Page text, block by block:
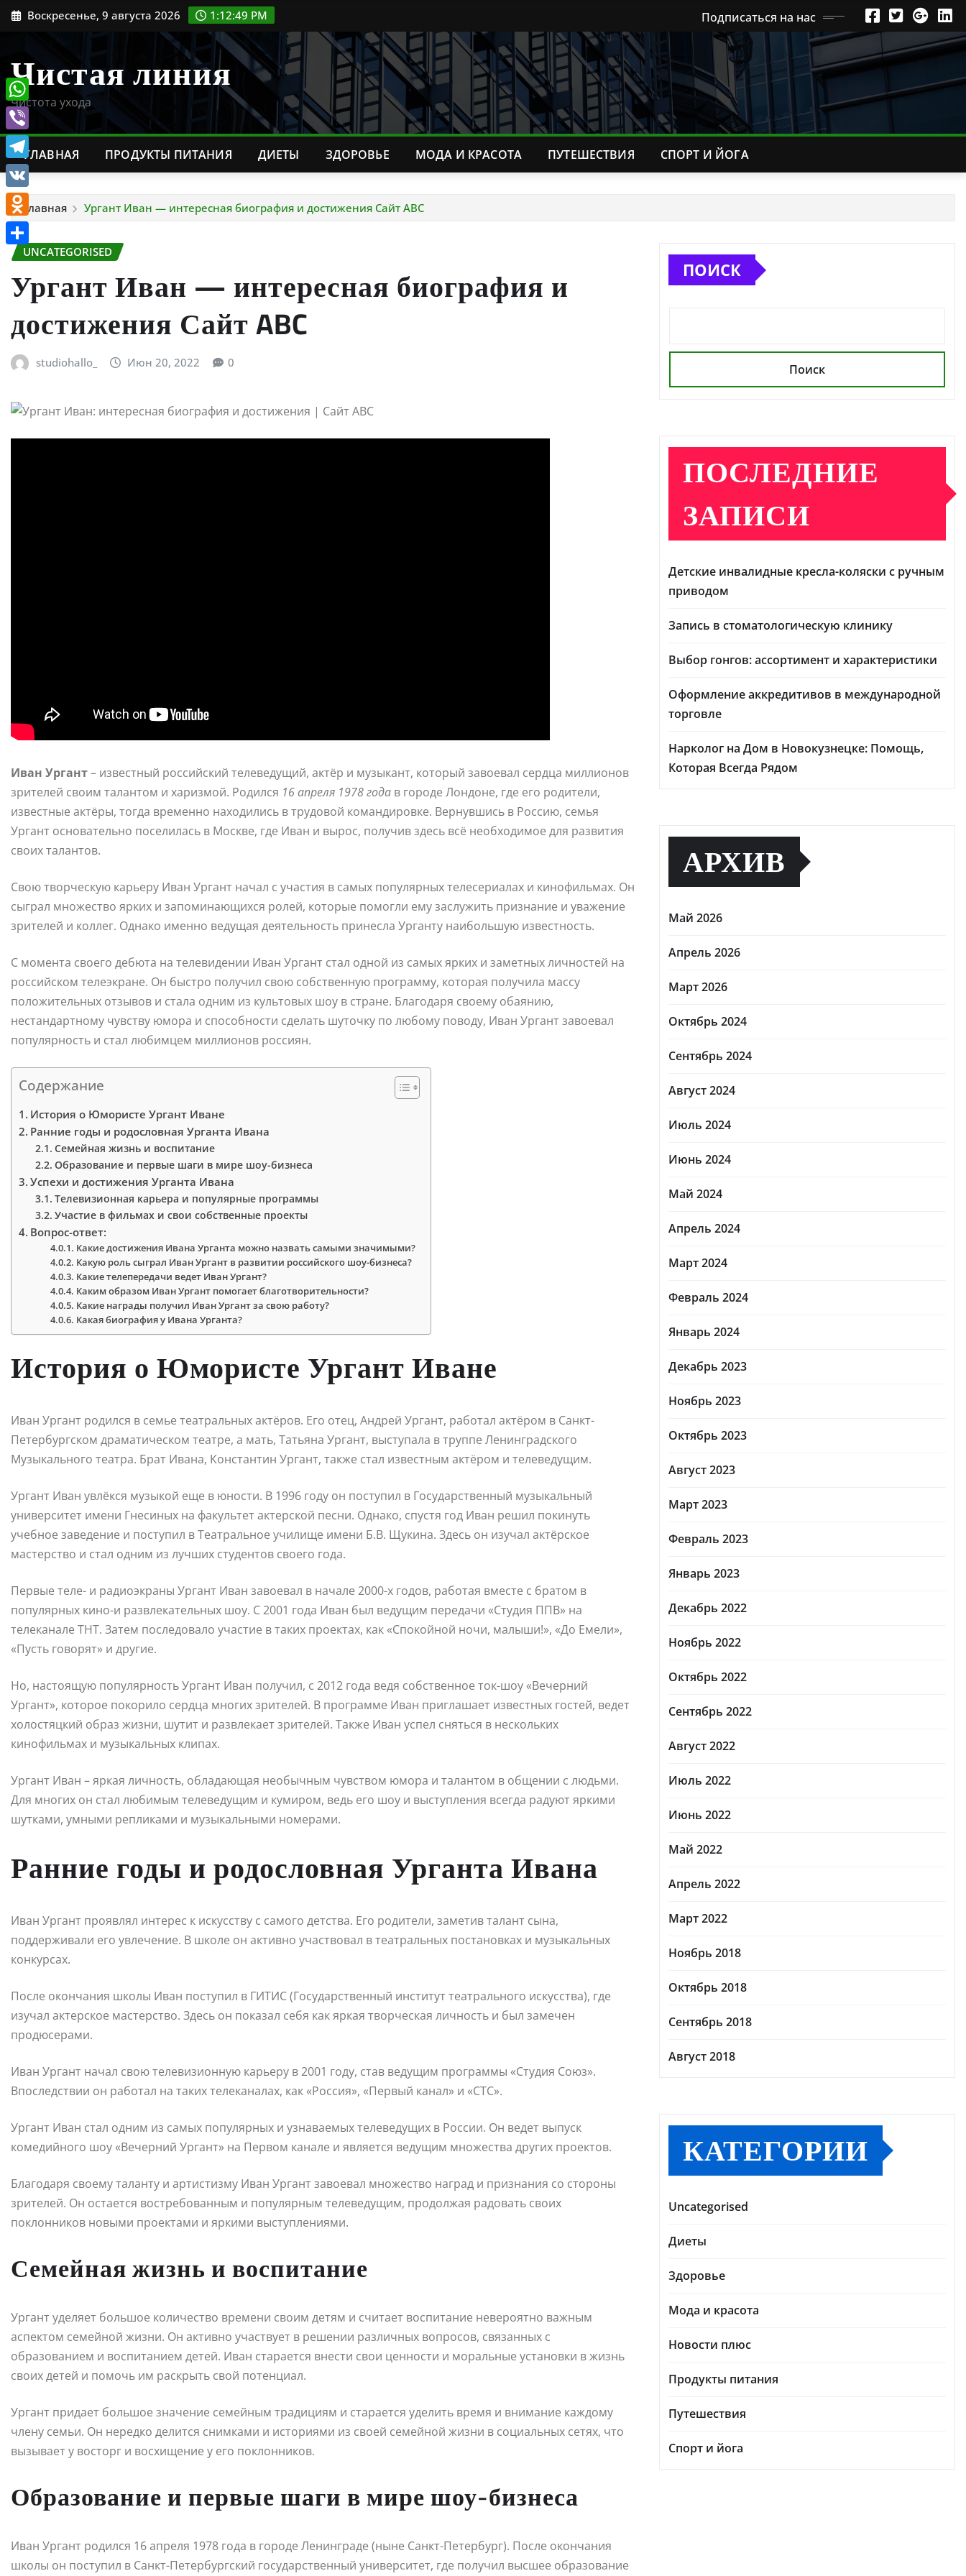
ПерейтиВоскресенье, 9 августа 2026 1:12:50 PM Подписаться на нас
Чистая линия
Чистота ухода
ГЛАВНАЯ ПРОДУКТЫ ПИТАНИЯ ДИЕТЫ ЗДОРОВЬЕ МОДА И КРАСОТА ПУТЕШЕСТВИЯ СПОРТ И ЙОГА
Главная Ургант Иван — интересная биография и достижения Сайт ABC
UNCATEGORISED
Ургант Иван — интересная биография и
достижения Сайт ABC
studiohallo_ Июн 20, 2022 0
Иван Ургант– известный российский телеведущий, актёр и музыкант, который завоевал сердца миллионов
зрителей своим талантом и харизмой. Родился 16 апреля 1978 года в городе Лондоне, где его родители,
известные актёры, тогда временно находились в трудовой командировке. Вернувшись в Россию, семья
Ургант основательно поселилась в Москве, где Иван и вырос, получив здесь всё необходимое для развития
своих талантов.
Свою творческую карьеру Иван Ургант начал с участия в самых популярных телесериалах и кинофильмах. Он
сыграл множество ярких и запоминающихся ролей, которые помогли ему заслужить признание и уважение
зрителей и коллег. Однако именно ведущая деятельность принесла Урганту наибольшую известность.
С момента своего дебюта на телевидении Иван Ургант стал одной из самых ярких и заметных личностей на
российском телеэкране. Он быстро получил свою собственную программу, которая получила массу
положительных отзывов и стала одним из культовых шоу в стране. Благодаря своему обаянию,
нестандартному чувству юмора и способности сделать шуточку по любому поводу, Иван Ургант завоевал
популярность и стал любимцем миллионов россиян.
Содержание
История о Юмористе Ургант Иване
Ранние годы и родословная Урганта Ивана
Семейная жизнь и воспитание
Образование и первые шаги в мире шоу-бизнеса
Успехи и достижения Урганта Ивана
Телевизионная карьера и популярные программы
Участие в фильмах и свои собственные проекты
Вопрос-ответ:
Какие достижения Ивана Урганта можно назвать самыми значимыми?
Какую роль сыграл Иван Ургант в развитии российского шоу-бизнеса?
Какие телепередачи ведет Иван Ургант?
Каким образом Иван Ургант помогает благотворительности?
Какие награды получил Иван Ургант за свою работу?
Какая биография у Ивана Урганта?
История о Юмористе Ургант Иване
Иван Ургант родился в семье театральных актёров. Его отец, Андрей Ургант, работал актёром в Санкт-
Петербургском драматическом театре, а мать, Татьяна Ургант, выступала в труппе Ленинградского
Музыкального театра. Брат Ивана, Константин Ургант, также стал известным актёром и телеведущим.
Ургант Иван увлёкся музыкой еще в юности. В 1996 году он поступил в Государственный музыкальный
университет имени Гнесиных на факультет актерской песни. Однако, спустя год Иван решил покинуть
учебное заведение и поступил в Театральное училище имени Б.В. Щукина. Здесь он изучал актёрское
мастерство и стал одним из лучших студентов своего года.
Первые теле- и радиоэкраны Ургант Иван завоевал в начале 2000-х годов, работая вместе с братом в
популярных кино-и развлекательных шоу. С 2001 года Иван был ведущим передачи «Студия ППВ» на
телеканале ТНТ. Затем последовало участие в таких проектах, как «Спокойной ночи, малыши!», «До Емели»,
«Пусть говорят» и другие.
Но, настоящую популярность Ургант Иван получил, с 2012 года ведя собственное ток-шоу «Вечерний
Ургант», которое покорило сердца многих зрителей. В программе Иван приглашает известных гостей, ведет
холостяцкий образ жизни, шутит и развлекает зрителей. Также Иван успел сняться в нескольких
кинофильмах и музыкальных клипах.
Ургант Иван – яркая личность, обладающая необычным чувством юмора и талантом в общении с людьми.
Для многих он стал любимым телеведущим и кумиром, ведь его шоу и выступления всегда радуют яркими
шутками, умными репликами и музыкальными номерами.
Ранние годы и родословная Урганта Ивана
Иван Ургант проявлял интерес к искусству с самого детства. Его родители, заметив талант сына,
поддерживали его увлечение. В школе он активно участвовал в театральных постановках и музыкальных
конкурсах.
После окончания школы Иван поступил в ГИТИС (Государственный институт театрального искусства), где
изучал актерское мастерство. Здесь он показал себя как яркая творческая личность и был замечен
продюсерами.
Иван Ургант начал свою телевизионную карьеру в 2001 году, став ведущим программы «Студия Союз».
Впоследствии он работал на таких телеканалах, как «Россия», «Первый канал» и «СТС».
Ургант Иван стал одним из самых популярных и узнаваемых телеведущих в России. Он ведет выпуск
комедийного шоу «Вечерний Ургант» на Первом канале и является ведущим множества других проектов.
Благодаря своему таланту и артистизму Иван Ургант завоевал множество наград и признания со стороны
зрителей. Он остается востребованным и популярным телеведущим, продолжая радовать своих
поклонников новыми проектами и яркими выступлениями.
Семейная жизнь и воспитание
Ургант уделяет большое количество времени своим детям и считает воспитание невероятно важным
аспектом семейной жизни. Он активно участвует в решении различных вопросов, связанных с
образованием и воспитанием детей. Иван старается внести свои ценности и моральные установки в жизнь
своих детей и помочь им раскрыть свой потенциал.
Ургант придает большое значение семейным традициям и старается уделить время и внимание каждому
члену семьи. Он нередко делится снимками и историями из своей семейной жизни в социальных сетях, что
вызывает у восторг и восхищение у его поклонников.
Образование и первые шаги в мире шоу-бизнеса
Иван Ургант родился 16 апреля 1978 года в городе Ленинграде (ныне Санкт-Петербург). После окончания
школы он поступил в Санкт-Петербургский государственный университет, где получил высшее образование
ПОИСК
Поиск
ПОСЛЕДНИЕ
ЗАПИСИ
Детские инвалидные кресла-коляски с ручным
приводом
Запись в стоматологическую клинику
Выбор гонгов: ассортимент и характеристики
Оформление аккредитивов в международной
торговле
Нарколог на Дом в Новокузнецке: Помощь,
Которая Всегда Рядом
АРХИВ
Май 2026
Апрель 2026
Март 2026
Октябрь 2024
Сентябрь 2024
Август 2024
Июль 2024
Июнь 2024
Май 2024
Апрель 2024
Март 2024
Февраль 2024
Январь 2024
Декабрь 2023
Ноябрь 2023
Октябрь 2023
Август 2023
Март 2023
Февраль 2023
Январь 2023
Декабрь 2022
Ноябрь 2022
Октябрь 2022
Сентябрь 2022
Август 2022
Июль 2022
Июнь 2022
Май 2022
Апрель 2022
Март 2022
Ноябрь 2018
Октябрь 2018
Сентябрь 2018
Август 2018
КАТЕГОРИИ
Uncategorised
Диеты
Здоровье
Мода и красота
Новости плюс
Продукты питания
Путешествия
Спорт и йога
WhatsApp
Viber
Telegram
VK
Odnoklassniki
Отправить